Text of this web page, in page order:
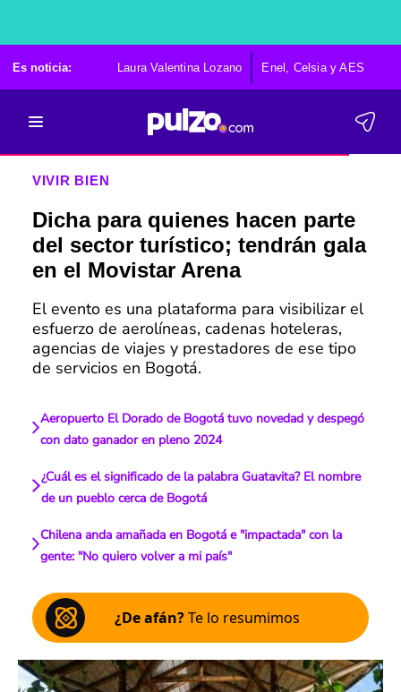
Es noticia: Laura Valentina Lozano Enel, Celsia y AES
VIVIR BIEN
Dicha para quienes hacen parte
del sector turístico; tendrán gala
en el Movistar Arena
El evento es una plataforma para visibilizar el
esfuerzo de aerolíneas, cadenas hoteleras,
agencias de viajes y prestadores de ese tipo
de servicios en Bogotá.
Aeropuerto El Dorado de Bogotá tuvo novedad y despegó
con dato ganador en pleno 2024
¿Cuál es el significado de la palabra Guatavita? El nombre
de un pueblo cerca de Bogotá
Chilena anda amañada en Bogotá e "impactada" con la
gente: "No quiero volver a mi país"
¿De afán?Te lo resumimos